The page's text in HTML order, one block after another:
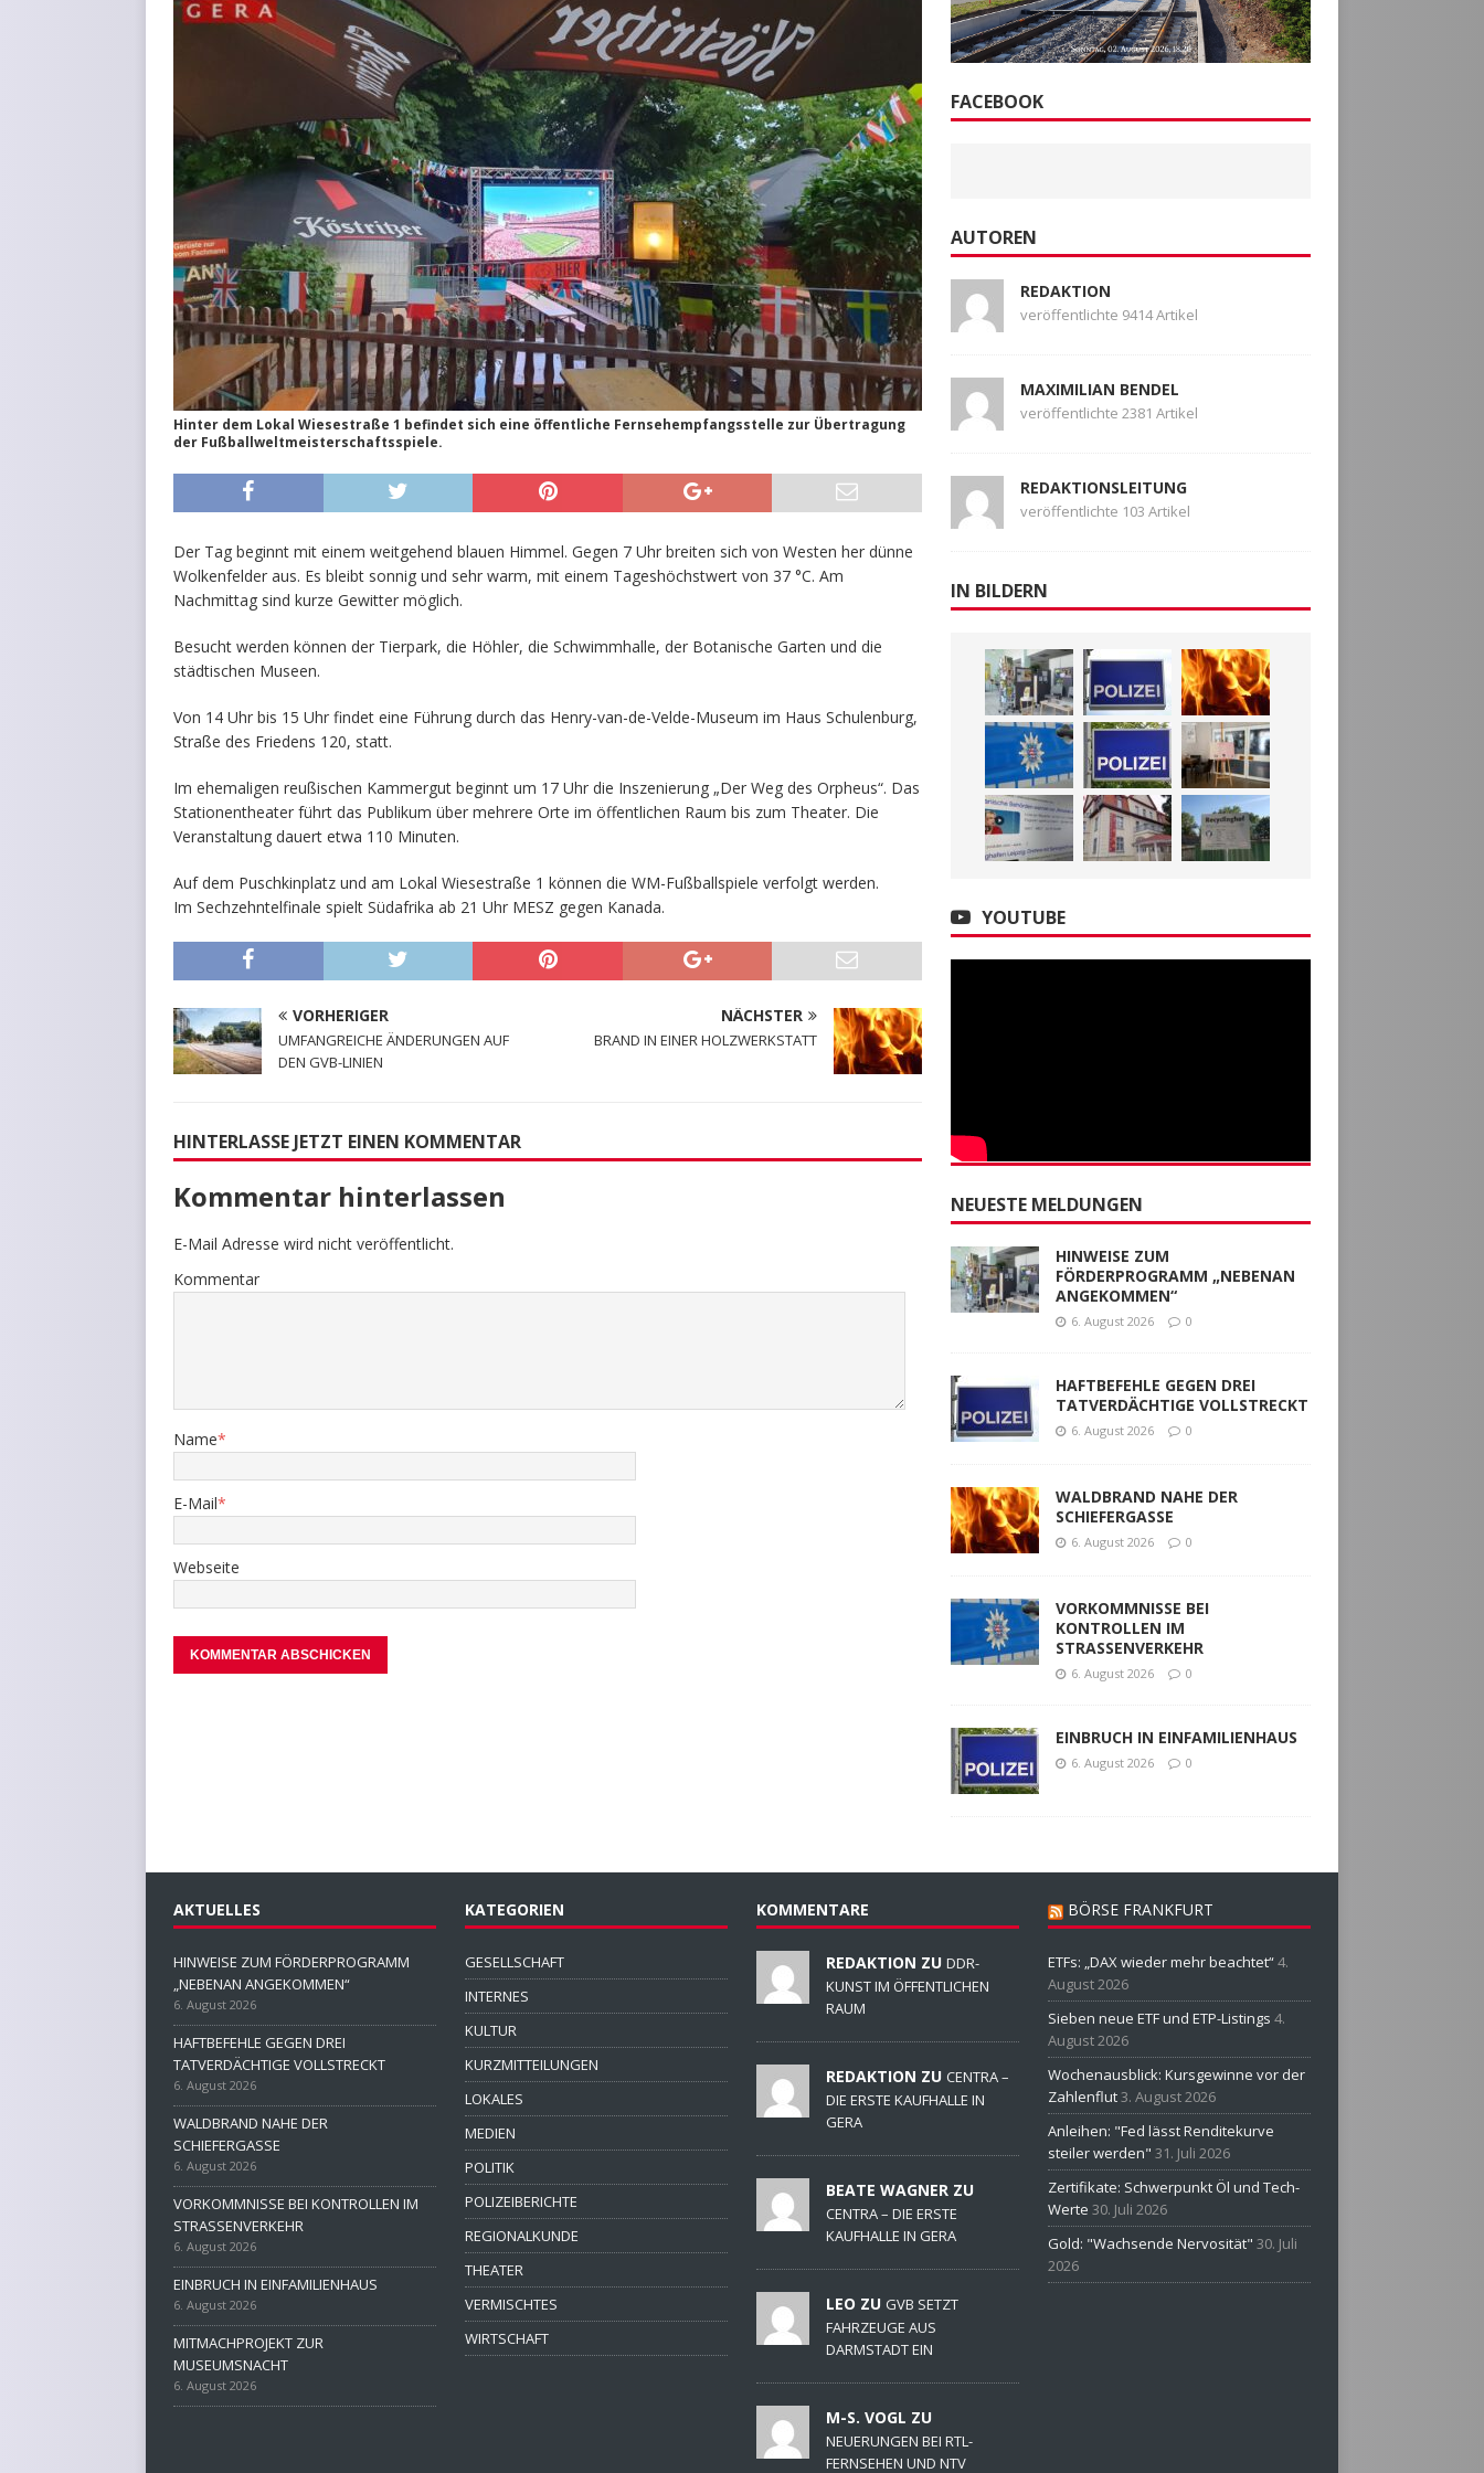
KURZMITTEILUNGEN
Hinter dem Lokal Wiesestraße 1 befindet sich eine öffentliche Fernsehempfangsstelle zur Übertragung
der Fußballweltmeisterschaftsspiele.
Der Tag beginnt mit einem weitgehend blauen Himmel. Gegen 7 Uhr breiten sich von Westen her dünne
Wolkenfelder aus. Es bleibt sonnig und sehr warm, mit einem Tageshöchstwert von 37 °C. Am
Nachmittag sind kurze Gewitter möglich.
Besucht werden können der Tierpark, die Höhler, die Schwimmhalle, der Botanische Garten und die
städtischen Museen.
Von 14 Uhr bis 15 Uhr findet eine Führung durch das Henry-van-de-Velde-Museum im Haus Schulenburg,
Straße des Friedens 120, statt.
Im ehemaligen reußischen Kammergut beginnt um 17 Uhr die Inszenierung „Der Weg des Orpheus“. Das
Stationentheater führt das Publikum über mehrere Orte im öffentlichen Raum bis zum Theater. Die
Veranstaltung dauert etwa 110 Minuten.
Auf dem Puschkinplatz und am Lokal Wiesestraße 1 können die WM-Fußballspiele verfolgt werden.
Im Sechzehntelfinale spielt Südafrika ab 21 Uhr MESZ gegen Kanada.
VORHERIGER
UMFANGREICHE ÄNDERUNGEN AUF
DEN GVB-LINIEN
NÄCHSTER
BRAND IN EINER HOLZWERKSTATT
HINTERLASSE JETZT EINEN KOMMENTAR
Kommentar hinterlassen
E-Mail Adresse wird nicht veröffentlicht.
Kommentar
Name*
E-Mail*
Webseite
FACEBOOK
AUTOREN
REDAKTION
veröffentlichte 9414 Artikel
MAXIMILIAN BENDEL
veröffentlichte 2381 Artikel
REDAKTIONSLEITUNG
veröffentlichte 103 Artikel
IN BILDERN
YOUTUBE
NEUESTE MELDUNGEN
HINWEISE ZUM
FÖRDERPROGRAMM „NEBENAN
ANGEKOMMEN“
6. August 2026 0
HAFTBEFEHLE GEGEN DREI
TATVERDÄCHTIGE VOLLSTRECKT
6. August 2026 0
WALDBRAND NAHE DER
SCHIEFERGASSE
6. August 2026 0
VORKOMMNISSE BEI
KONTROLLEN IM
STRASSENVERKEHR
6. August 2026 0
EINBRUCH IN EINFAMILIENHAUS
6. August 2026 0
AKTUELLES
HINWEISE ZUM FÖRDERPROGRAMM
„NEBENAN ANGEKOMMEN“
6. August 2026
HAFTBEFEHLE GEGEN DREI
TATVERDÄCHTIGE VOLLSTRECKT
6. August 2026
WALDBRAND NAHE DER
SCHIEFERGASSE
6. August 2026
VORKOMMNISSE BEI KONTROLLEN IM
STRASSENVERKEHR
6. August 2026
EINBRUCH IN EINFAMILIENHAUS
6. August 2026
MITMACHPROJEKT ZUR
MUSEUMSNACHT
6. August 2026
KATEGORIEN
GESELLSCHAFT
INTERNES
KULTUR
KURZMITTEILUNGEN
LOKALES
MEDIEN
POLITIK
POLIZEIBERICHTE
REGIONALKUNDE
THEATER
VERMISCHTES
WIRTSCHAFT
KOMMENTARE
REDAKTION ZU DDR-
KUNST IM ÖFFENTLICHEN
RAUM
REDAKTION ZU CENTRA –
DIE ERSTE KAUFHALLE IN
GERA
BEATE WAGNER ZU
CENTRA – DIE ERSTE
KAUFHALLE IN GERA
LEO ZU GVB SETZT
FAHRZEUGE AUS
DARMSTADT EIN
M-S. VOGL ZU
NEUERUNGEN BEI RTL-
FERNSEHEN UND NTV
BÖRSE FRANKFURT
ETFs: „DAX wieder mehr beachtet“4.
August 2026
Sieben neue ETF und ETP-Listings 4.
August 2026
Wochenausblick: Kursgewinne vor der
Zahlenflut3. August 2026
Anleihen: "Fed lässt Renditekurve
steiler werden" 31. Juli 2026
Zertifikate: Schwerpunkt Öl und Tech-
Werte 30. Juli 2026
Gold: "Wachsende Nervosität" 30. Juli
2026